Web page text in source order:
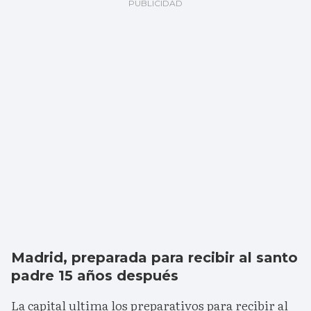
Madrid, preparada para recibir al santo
padre 15 años después
La capital ultima los preparativos para recibir al